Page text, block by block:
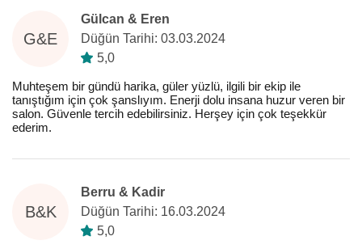
G&E
Gülcan & Eren
Düğün Tarihi: 03.03.2024
5,0
Muhteşem bir gündü harika, güler yüzlü, ilgili bir ekip ile
tanıştığım için çok şanslıyım. Enerji dolu insana huzur veren bir
salon. Güvenle tercih edebilirsiniz. Herşey için çok teşekkür
ederim.
B&K
Berru & Kadir
Düğün Tarihi: 16.03.2024
5,0